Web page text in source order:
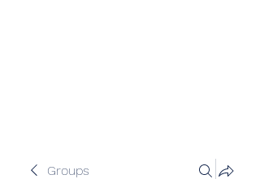
Groups